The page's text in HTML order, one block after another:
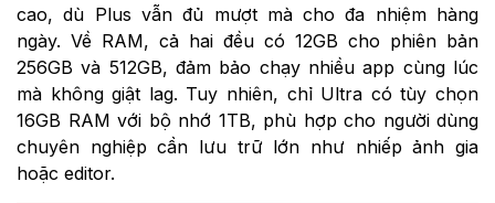
cao, dù Plus vẫn đủ mượt mà cho đa nhiệm hàng
ngày. Về RAM, cả hai đều có 12GB cho phiên bản
256GB và 512GB, đảm bảo chạy nhiều app cùng lúc
mà không giật lag. Tuy nhiên, chỉ Ultra có tùy chọn
16GB RAM với bộ nhớ 1TB, phù hợp cho người dùng
chuyên nghiệp cần lưu trữ lớn như nhiếp ảnh gia
hoặc editor.